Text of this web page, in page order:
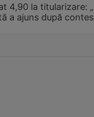
4,90 la titularizare:
a ajuns după